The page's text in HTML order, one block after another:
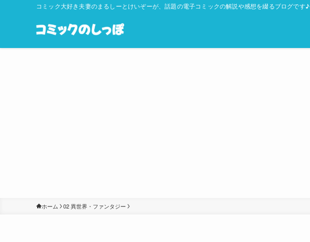
コミック大好き夫妻のまるしーとけいぞーが、話題の電子コミックの解説や感想を綴るブログです♪
ホーム 02 異世界・ファンタジー